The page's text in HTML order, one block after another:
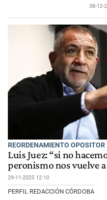
08-12-
REORDENAMIENTO OPOSITOR
Luis Juez: “si no
peronismo nos vuelve a
29-11-2025 12:10
PERFIL REDACCIÓN CÓRDOBA